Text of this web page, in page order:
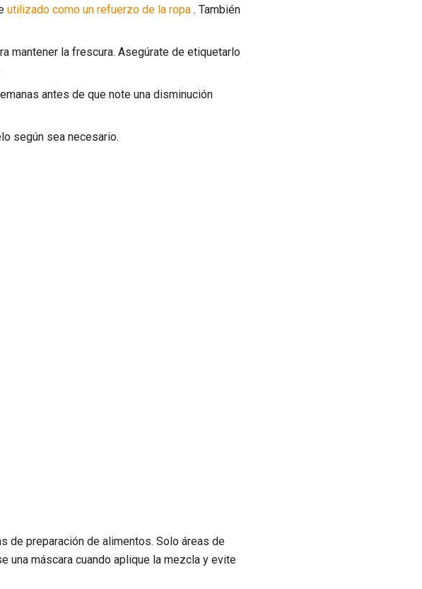
utilizado como un refuerzo de la ropa . También
mantener la frescura. Asegúrate de etiquetarlo
antes de que note una disminución
según sea necesario.
de preparación de alimentos. Solo áreas de
una máscara cuando aplique la mezcla y evite